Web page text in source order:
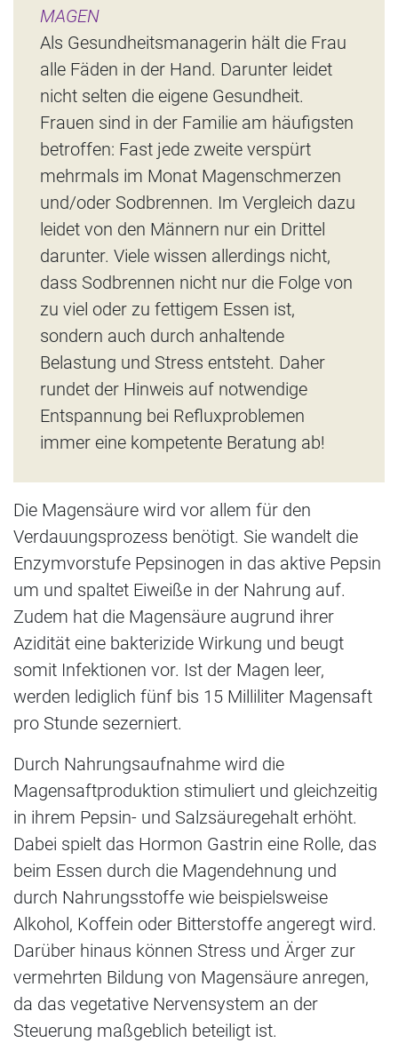
MAGEN
Als Gesundheitsmanagerin hält die Frau
alle Fäden in der Hand. Darunter leidet
nicht selten die eigene Gesundheit.
Frauen sind in der Familie am häufigsten
betroffen: Fast jede zweite verspürt
mehrmals im Monat Magenschmerzen
und/oder Sodbrennen. Im Vergleich dazu
leidet von den Männern nur ein Drittel
darunter. Viele wissen allerdings nicht,
dass Sodbrennen nicht nur die Folge von
zu viel oder zu fettigem Essen ist,
sondern auch durch anhaltende
Belastung und Stress entsteht. Daher
rundet der Hinweis auf notwendige
Entspannung bei Refluxproblemen
immer eine kompetente Beratung ab!
Die Magensäure wird vor allem für den
Verdauungsprozess benötigt. Sie wandelt die
Enzymvorstufe Pepsinogen in das aktive Pepsin
um und spaltet Eiweiße in der Nahrung auf.
Zudem hat die Magensäure augrund ihrer
Azidität eine bakterizide Wirkung und beugt
somit Infektionen vor. Ist der Magen leer,
werden lediglich fünf bis 15 Milliliter Magensaft
pro Stunde sezerniert.
Durch Nahrungsaufnahme wird die
Magensaftproduktion stimuliert und gleichzeitig
in ihrem Pepsin- und Salzsäuregehalt erhöht.
Dabei spielt das Hormon Gastrin eine Rolle, das
beim Essen durch die Magendehnung und
durch Nahrungsstoffe wie beispielsweise
Alkohol, Koffein oder Bitterstoffe angeregt wird.
Darüber hinaus können Stress und Ärger zur
vermehrten Bildung von Magensäure anregen,
da das vegetative Nervensystem an der
Steuerung maßgeblich beteiligt ist.